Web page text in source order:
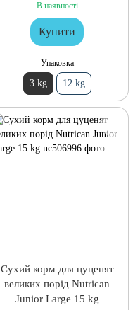
В наявності
Купити
Упаковка
3 kg 12 kg
Сухий корм для цуценят
великих порід Nutrican
Junior Large 15 kg